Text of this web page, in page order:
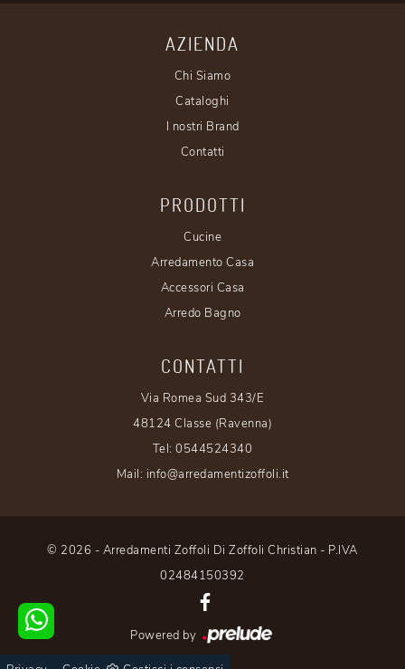
AZIENDA
Chi Siamo
Cataloghi
I nostri Brand
Contatti
PRODOTTI
Cucine
Arredamento Casa
Accessori Casa
Arredo Bagno
CONTATTI
Via Romea Sud 343/E
48124 Classe (Ravenna)
Tel:0544524340
Mail: info@arredamentizoffoli.it
© 2026 - Arredamenti Zoffoli Di Zoffoli Christian - P.IVA
02484150392
Powered by